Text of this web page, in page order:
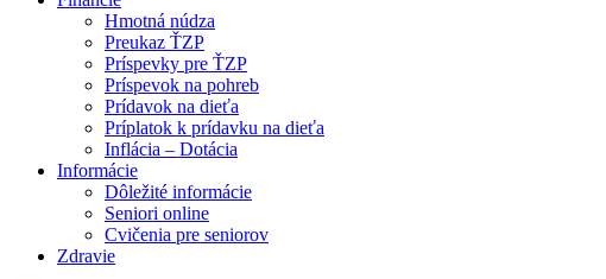
Hmotná núdza
Preukaz ŤZP
Príspevky pre ŤZP
Príspevok na pohreb
Prídavok na dieťa
Príplatok k prídavku na dieťa
Inflácia – Dotácia
Informácie
Dôležité informácie
Seniori online
Cvičenia pre seniorov
Zdravie